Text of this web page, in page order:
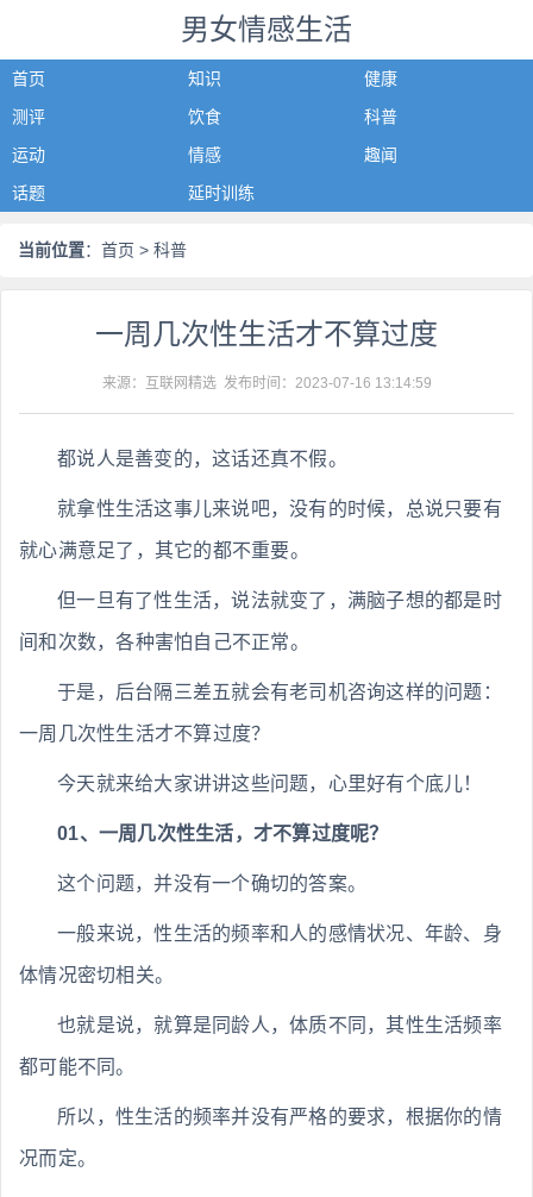
男女情感生活
首页 知识
健康
测评
饮食
科普
运动
情感
趣闻
话题
延时训练
当前位置： 首页 > 科普
一周几次性生活才不算过度
来源：互联网精选 发布时间： 2023-07-16 13:14:59
都说人是善变的，这话还真不假。
就拿性生活这事儿来说吧，没有的时候，总说只要有
就心满意足了，其它的都不重要。
但一旦有了性生活，说法就变了，满脑子想的都是时
间和次数，各种害怕自己不正常。
于是，后台隔三差五就会有老司机咨询这样的问题：
一周几次性生活才不算过度？
今天就来给大家讲讲这些问题，心里好有个底儿！
01、一周几次性生活，才不算过度呢？
这个问题，并没有一个确切的答案。
一般来说，性生活的频率和人的感情状况、年龄、身
体情况密切相关。
也就是说，就算是同龄人，体质不同，其性生活频率
都可能不同。
所以，性生活的频率并没有严格的要求，根据你的情
况而定。